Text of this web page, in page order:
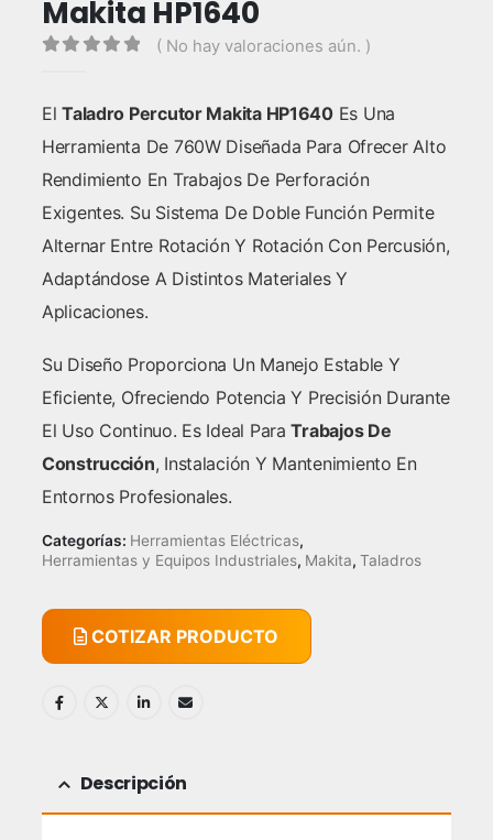
Makita HP1640
( No hay valoraciones aún. )
ElTaladro Percutor Makita HP1640Es Una
Herramienta De 760W Diseñada Para Ofrecer Alto
Rendimiento En Trabajos De Perforación
Exigentes. Su Sistema De Doble Función Permite
Alternar Entre Rotación Y Rotación Con Percusión,
Adaptándose A Distintos Materiales Y
Aplicaciones.
Su Diseño Proporciona Un Manejo Estable Y
Eficiente, Ofreciendo Potencia Y Precisión Durante
El Uso Continuo. Es Ideal ParaTrabajos De
Construcción, Instalación Y Mantenimiento En
Entornos Profesionales.
Categorías: Herramientas Eléctricas,
Herramientas y Equipos Industriales, Makita, Taladros
COTIZAR PRODUCTO
Descripción